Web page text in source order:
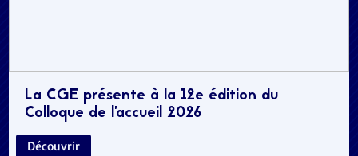
La CGE présente à la 12e édition du
Colloque de l’accueil 2026
Découvrir